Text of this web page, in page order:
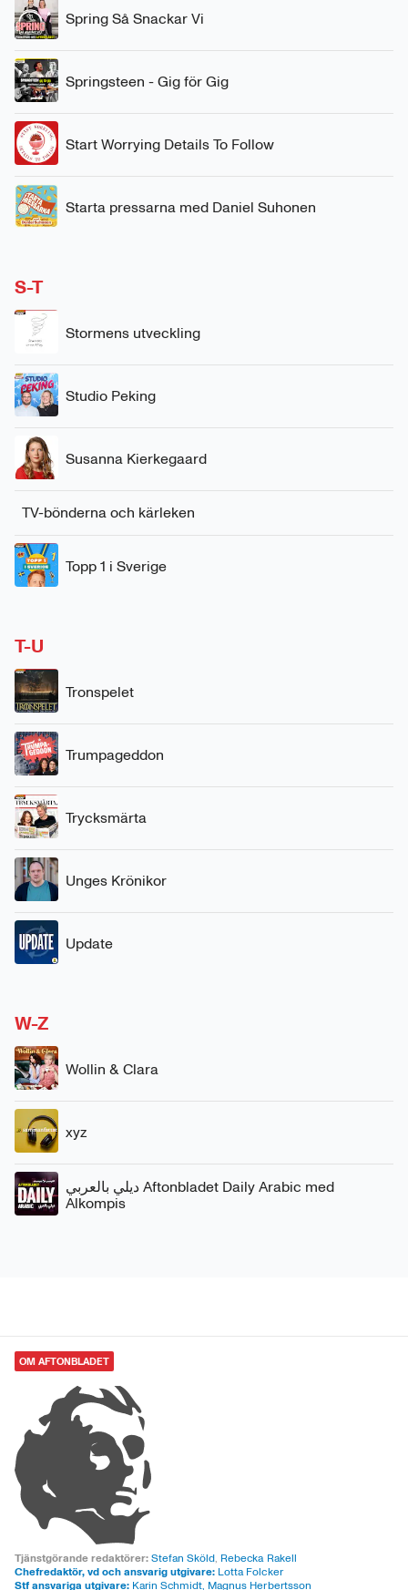
Spring Så Snackar Vi
Springsteen - Gig för Gig
Start Worrying Details To Follow
Starta pressarna med Daniel Suhonen
S-T
Stormens utveckling
Studio Peking
Susanna Kierkegaard
TV-bönderna och kärleken
Topp 1 i Sverige
T-U
Tronspelet
Trumpageddon
Trycksmärta
Unges Krönikor
Update
W-Z
Wollin & Clara
xyz
ديلي بالعربي Aftonbladet Daily Arabic med
Alkompis
OM AFTONBLADET
Tjänstgörande redaktörer:Stefan Sköld Rebecka Rakell
Chefredaktör, vd och ansvarig utgivare: Lotta Folcker
Stf ansvariga utgivare: Karin Schmidt, Magnus Herbertsson